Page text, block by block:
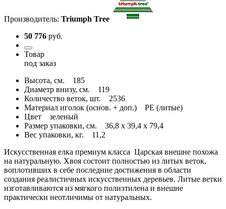
Производитель: Triumph Tree
50 776 руб.
Товар
под заказ
Высота, см. 185
Диаметр внизу, см. 119
Количество веток, шт. 2536
Материал иголок (основ. + доп.) PE (литые)
Цвет зеленый
Размер упаковки, см. 36,8 x 39,4 x 79,4
Вес упаковки, кг. 11,2
Искусственная елка премиум класса Царская внешне похожа
на натуральную. Хвоя состоит полностью из литых веток,
воплотивших в себе последние достижения в области
создания реалистичных искусственных деревьев. Литые ветки
изготавливаются из мягкого полиэтилена и внешне
практически неотличимы от натуральных.